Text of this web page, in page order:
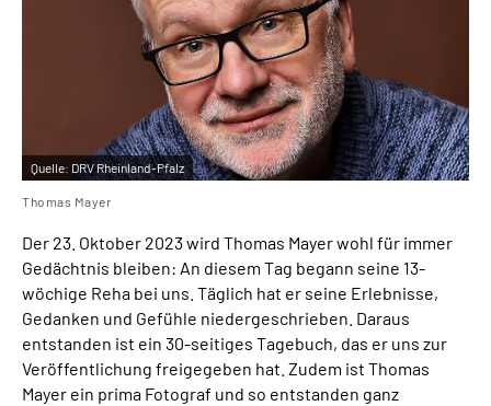
Quelle: DRV Rheinland-Pfalz
Thomas Mayer
Der 23. Oktober 2023 wird Thomas Mayer wohl für immer
Gedächtnis bleiben: An diesem Tag begann seine 13-
wöchige Reha bei uns. Täglich hat er seine Erlebnisse,
Gedanken und Gefühle niedergeschrieben. Daraus
entstanden ist ein 30-seitiges Tagebuch, das er uns zur
Veröffentlichung freigegeben hat. Zudem ist Thomas
Mayer ein prima Fotograf und so entstanden ganz